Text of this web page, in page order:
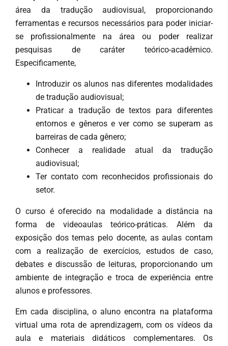
área da tradução audiovisual, proporcionando
ferramentas e recursos necessários para poder iniciar-
se profissionalmente na área ou poder realizar
pesquisas de caráter teórico-acadêmico.
Especificamente,
Introduzir os alunos nas diferentes modalidades
de tradução audiovisual;
Praticar a tradução de textos para diferentes
entornos e gêneros e ver como se superam as
barreiras de cada gênero;
Conhecer a realidade atual da tradução
audiovisual;
Ter contato com reconhecidos profissionais do
setor.
O curso é oferecido na modalidade a distância na
forma de videoaulas teórico-práticas. Além da
exposição dos temas pelo docente, as aulas contam
com a realização de exercícios, estudos de caso,
debates e discussão de leituras, proporcionando um
ambiente de integração e troca de experiência entre
alunos e professores.
Em cada disciplina, o aluno encontra na plataforma
virtual uma rota de aprendizagem, com os vídeos da
aula e materiais didáticos complementares. Os